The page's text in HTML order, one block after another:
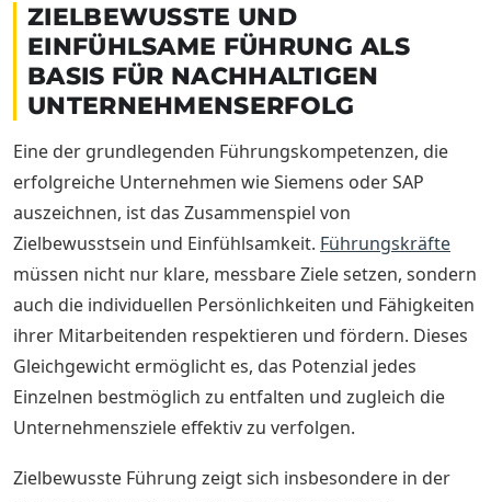
ZIELBEWUSSTE UND
EINFÜHLSAME FÜHRUNG ALS
BASIS FÜR NACHHALTIGEN
UNTERNEHMENSERFOLG
Eine der grundlegenden Führungskompetenzen, die
erfolgreiche Unternehmen wie Siemens oder SAP
auszeichnen, ist das Zusammenspiel von
Zielbewusstsein und Einfühlsamkeit. Führungskräfte
müssen nicht nur klare, messbare Ziele setzen, sondern
auch die individuellen Persönlichkeiten und Fähigkeiten
ihrer Mitarbeitenden respektieren und fördern. Dieses
Gleichgewicht ermöglicht es, das Potenzial jedes
Einzelnen bestmöglich zu entfalten und zugleich die
Unternehmensziele effektiv zu verfolgen.
Zielbewusste Führung zeigt sich insbesondere in der